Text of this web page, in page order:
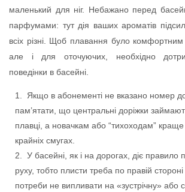
маленький для ніг. Небажано перед
парфумами: тут дія ваших ароматів
всіх різні. Щоб плавання було
але і для оточуючих, необхідно
поведінки в басейні.
Якщо в абонементі не вказано номер
пам’ятати, що центральні доріжки
плавці, а новачкам або “тихоходам”
крайніх смугах.
У басейні, як і на дорогах, діє правило
руху, тобто плисти треба по правій
потреби не випливати на «зустрічну» або